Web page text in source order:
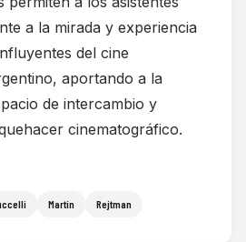
a la mirada y experiencia
del cine
aportando a la
de intercambio y
cinematográfico.
Martín Rejtman